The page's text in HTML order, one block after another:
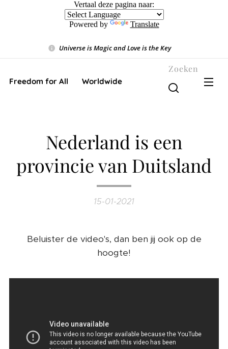
Vertaal deze pagina naar:
Powered by Translate
Universe is Magic and Love is the Key❤️
Freedom for All ❤️ Worldwide
Zoeken
Nederland is een
provincie van Duitsland
15-01-2021
Beluister de video's, dan ben jij ook op de
hoogte!